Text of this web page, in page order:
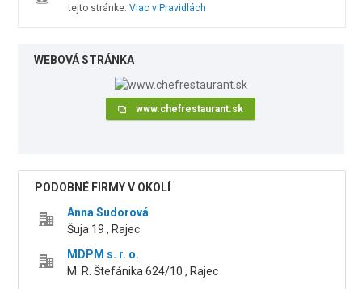
tejto stránke. Viac v Pravidlách
WEBOVÁ STRÁNKA
www.chefrestaurant.sk
PODOBNÉ FIRMY V OKOLÍ
Anna Sudorová
Šuja 19 , Rajec
MDPM s. r. o.
M. R. Štefánika 624/10 , Rajec